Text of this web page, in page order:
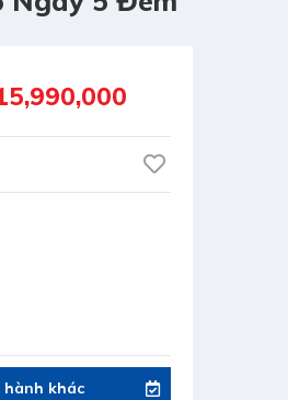
711 611
336 116
hành khác